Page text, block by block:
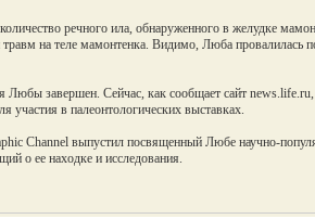
речного ила, обнаруженного в желудке
на теле мамонтенка. Видимо, Люба провалилась
Любы завершен. Сейчас, как сообщает сайт
участия в палеонтологических выставках.
Channel выпустил посвященный Любе научно-
о ее находке и исследования.